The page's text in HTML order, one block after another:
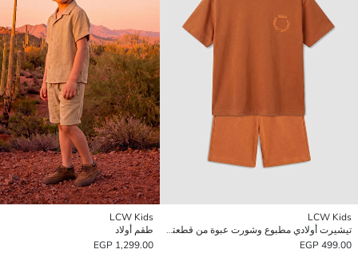
LCW Kids
تيشيرت أولادي مطبوع وشورت عبوة من قطعتين
499.00 EGP
LCW Kids
طقم أولاد
1,299.00 EGP